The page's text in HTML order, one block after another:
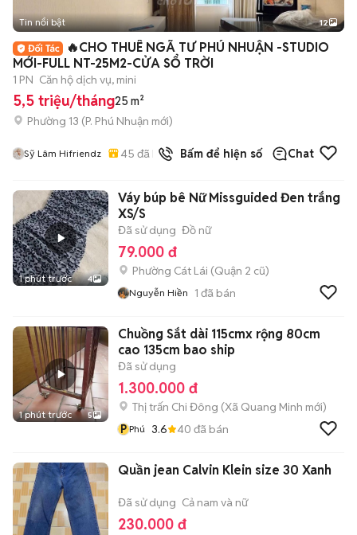
+2
Tin nổi bật 12
🔥CHO THUÊ NGÃ TƯ PHÚ NHUẬN -STUDIO
MỚI-FULL NT-25M2-CỬA SỔ TRỜI
1 PN Căn hộ dịch vụ, mini
5,5 triệu/tháng25 m²
Phường 13 (P. Phú Nhuận mới)
Sỹ Lâm Hifriendz 45 đã bán Bấm để hiện số Chat
1 phút trước 4
Váy búp bê Nữ Missguided Đen trắng
XS/S
Đã sử dụng Đồ nữ
79.000 đ
Phường Cát Lái (Quận 2 cũ)
Nguyễn Hiền 1 đã bán
1 phút trước 5
Chuồng Sắt dài 115cmx rộng 80cm
cao 135cm bao ship
Đã sử dụng
1.300.000 đ
Thị trấn Chi Đông (Xã Quang Minh mới)
P Phú 3.6 40 đã bán
Quần jean Calvin Klein size 30 Xanh
Đã sử dụng Cả nam và nữ
230.000 đ